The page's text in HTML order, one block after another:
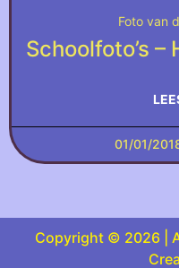
Foto van
Schoolfoto’s
01/01/
Copyright © 2026 |